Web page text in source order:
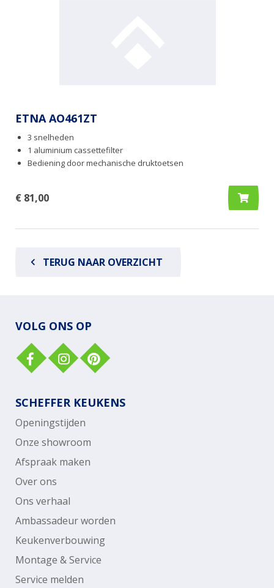
ETNA AO461ZT
3 snelheden
1 aluminium cassettefilter
Bediening door mechanische druktoetsen
€ 81,00
TERUG NAAR OVERZICHT
VOLG ONS OP
SCHEFFER KEUKENS
Openingstijden
Onze showroom
Afspraak maken
Over ons
Ons verhaal
Ambassadeur worden
Keukenverbouwing
Montage & Service
Service melden